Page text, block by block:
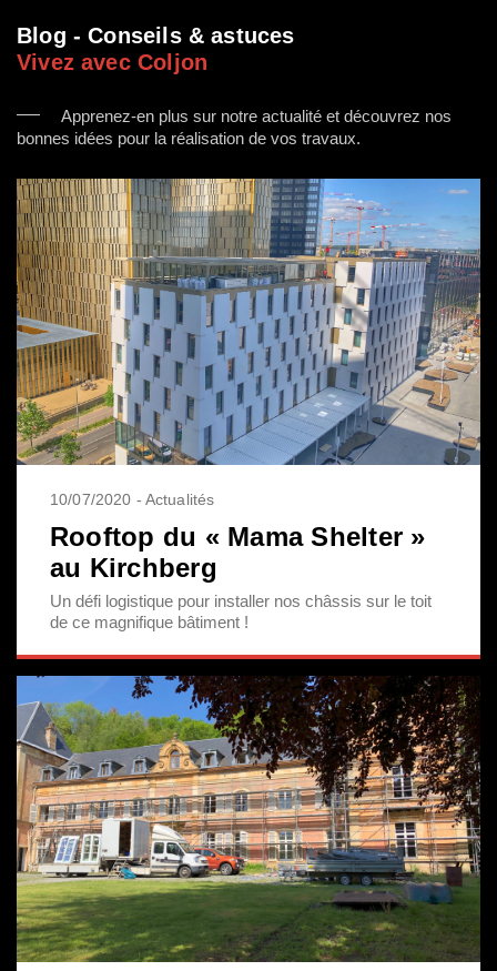
Blog - Conseils & astuces
Vivez avec Coljon
Apprenez-en plus sur notre actualité et découvrez nos
bonnes idées pour la réalisation de vos travaux.
10/07/2020 - Actualités
Rooftop du « Mama Shelter »
au Kirchberg
Un défi logistique pour installer nos châssis sur le toit
de ce magnifique bâtiment !